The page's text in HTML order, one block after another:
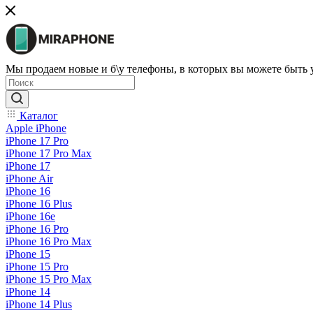
Мы продаем новые и б\у телефоны, в которых вы можете быть
Каталог
Apple iPhone
iPhone 17 Pro
iPhone 17 Pro Max
iPhone 17
iPhone Air
iPhone 16
iPhone 16 Plus
iPhone 16e
iPhone 16 Pro
iPhone 16 Pro Max
iPhone 15
iPhone 15 Pro
iPhone 15 Pro Max
iPhone 14
iPhone 14 Plus